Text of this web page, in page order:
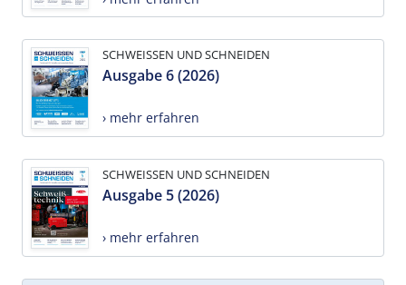
SCHWEISSEN UND SCHNEIDEN
Ausgabe 6 (2026)
› mehr erfahren
SCHWEISSEN UND SCHNEIDEN
Ausgabe 5 (2026)
› mehr erfahren